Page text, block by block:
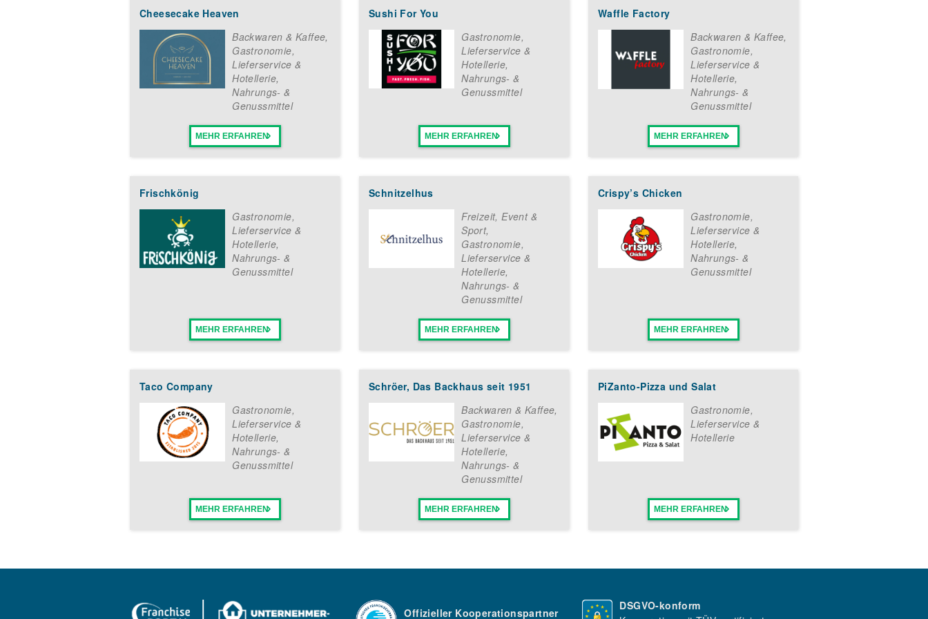
Nutze die Chance, Teil von CHILLERS Bars & Restaurants zu werden – und erschaffe deinen eigenen „Urban Beach“. Ob stationär oder
Cheesecake Heaven
Backwaren & Kaffee,
Gastronomie,
Lieferservice &
Hotellerie,
Nahrungs- &
Genussmittel
MEHR ERFAHREN
Sushi For You
Gastronomie,
Lieferservice &
Hotellerie,
Nahrungs- &
Genussmittel
MEHR ERFAHREN
Waffle Factory
Backwaren & Kaffee,
Gastronomie,
Lieferservice &
Hotellerie,
Nahrungs- &
Genussmittel
MEHR ERFAHREN
Frischkönig
Gastronomie,
Lieferservice &
Hotellerie,
Nahrungs- &
Genussmittel
MEHR ERFAHREN
Schnitzelhus
Freizeit, Event &
Sport,
Gastronomie,
Lieferservice &
Hotellerie,
Nahrungs- &
Genussmittel
MEHR ERFAHREN
Crispy’s Chicken
Gastronomie,
Lieferservice &
Hotellerie,
Nahrungs- &
Genussmittel
MEHR ERFAHREN
Taco Company
Gastronomie,
Lieferservice &
Hotellerie,
Nahrungs- &
Genussmittel
MEHR ERFAHREN
Schröer, Das Backhaus seit 1951
Backwaren & Kaffee,
Gastronomie,
Lieferservice &
Hotellerie,
Nahrungs- &
Genussmittel
MEHR ERFAHREN
PiZanto-Pizza und Salat
Gastronomie,
Lieferservice &
Hotellerie
MEHR ERFAHREN
Offizieller Kooperationspartner
DSGVO-konform